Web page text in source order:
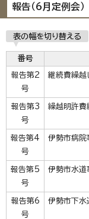
報告（6月定例会）
表の幅を切り替える
番号
報告第2
号
継続費繰越
報告第3
号
繰越明許費
報告第4
号
伊勢市病院
報告第5
号
伊勢市水道
報告第6
号
伊勢市下水